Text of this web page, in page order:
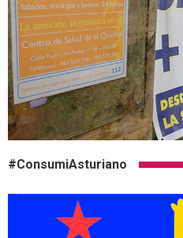
#ConsumiAsturiano